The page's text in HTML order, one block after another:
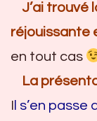
J’ai trouvé
réjouissante
en tout cas
La
l s’en